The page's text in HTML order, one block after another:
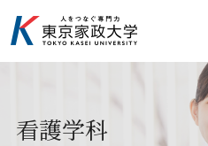
看護学科